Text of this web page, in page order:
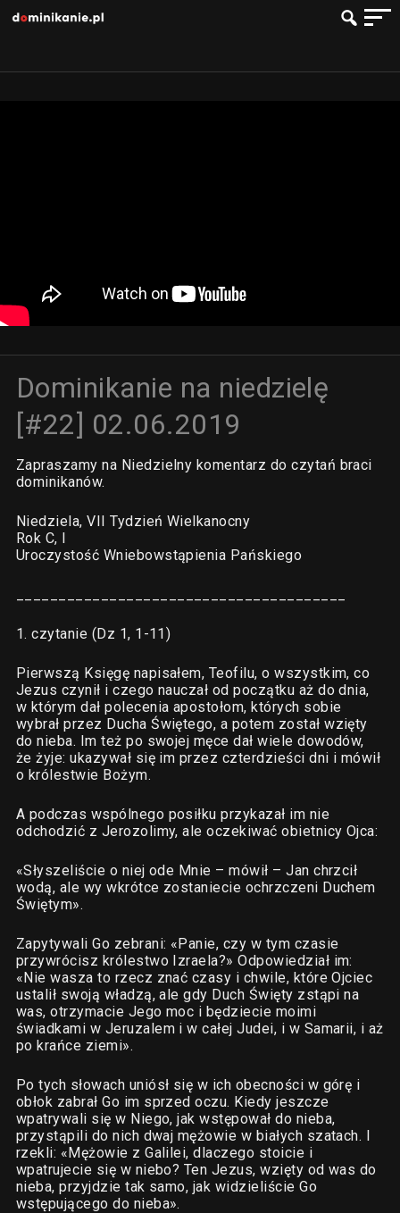
Dominikanie na niedzielę
[#22] 02.06.2019
Zapraszamy na Niedzielny komentarz do czytań braci
dominikanów.
Niedziela, VII Tydzień Wielkanocny
Rok C, I
Uroczystość Wniebowstąpienia Pańskiego
1. czytanie (Dz 1, 1-11)
Pierwszą Księgę napisałem, Teofilu, o wszystkim, co
Jezus czynił i czego nauczał od początku aż do dnia,
w którym dał polecenia apostołom, których sobie
wybrał przez Ducha Świętego, a potem został wzięty
do nieba. Im też po swojej męce dał wiele dowodów,
że żyje: ukazywał się im przez czterdzieści dni i mówił
o królestwie Bożym.
A podczas wspólnego posiłku przykazał im nie
odchodzić z Jerozolimy, ale oczekiwać obietnicy Ojca:
«Słyszeliście o niej ode Mnie – mówił – Jan chrzcił
wodą, ale wy wkrótce zostaniecie ochrzczeni Duchem
Świętym».
Zapytywali Go zebrani: «Panie, czy w tym czasie
przywrócisz królestwo Izraela?» Odpowiedział im:
«Nie wasza to rzecz znać czasy i chwile, które Ojciec
ustalił swoją władzą, ale gdy Duch Święty zstąpi na
was, otrzymacie Jego moc i będziecie moimi
świadkami w Jeruzalem i w całej Judei, i w Samarii, i aż
po krańce ziemi».
Po tych słowach uniósł się w ich obecności w górę i
obłok zabrał Go im sprzed oczu. Kiedy jeszcze
wpatrywali się w Niego, jak wstępował do nieba,
przystąpili do nich dwaj mężowie w białych szatach. I
rzekli: «Mężowie z Galilei, dlaczego stoicie i
wpatrujecie się w niebo? Ten Jezus, wzięty od was do
nieba, przyjdzie tak samo, jak widzieliście Go
wstępującego do nieba».